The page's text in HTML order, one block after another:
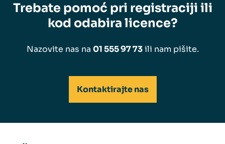
Trebate pomoć pri registraciji ili
kod odabira licence?
Nazovite nas na 01 555 97 73ili nam pišite.
Kontaktirajte nas